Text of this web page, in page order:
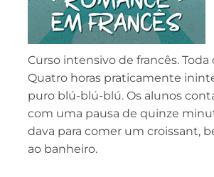
Curso intensivo de francês. Toda
Quatro horas praticamente
puro blú-blú-blú. Os alunos
com uma pausa de quinze
dava para comer um croissant,
ao banheiro.